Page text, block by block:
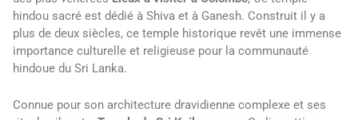
hindou sacré est dédié à Shiva et à Ganesh. Construit il y a
plus de deux siècles, ce temple historique revêt une immense
importance culturelle et religieuse pour la communauté
hindoue du Sri Lanka.
Connue pour son architecture dravidienne complexe et ses